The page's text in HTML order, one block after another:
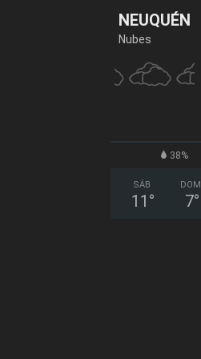
NEUQUÉN
Nubes
38%
SÁB
11 °
DOM
7°